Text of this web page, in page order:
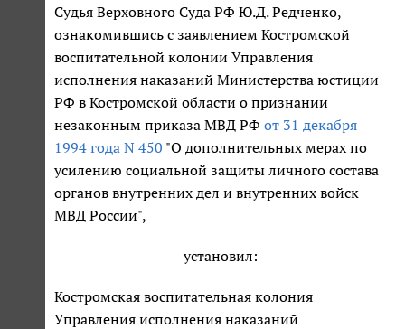
Судья Верховного Суда РФ Ю.Д. Редченко,
ознакомившись с заявлением Костромской
воспитательной колонии Управления
исполнения наказаний Министерства юстиции
РФ в Костромской области о признании
незаконным приказа МВД РФ от 31 декабря
1994 года N 450 "О дополнительных мерах по
усилению социальной защиты личного состава
органов внутренних дел и внутренних войск
МВД России",
установил:
Костромская воспитательная колония
Управления исполнения наказаний